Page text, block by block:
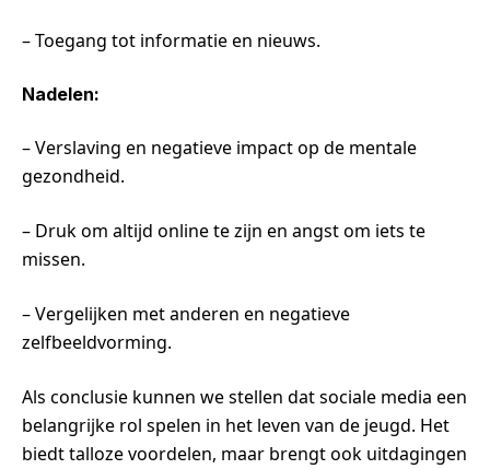
– Toegang tot informatie en nieuws.
Nadelen:
– Verslaving en negatieve impact op de mentale
gezondheid.
– Druk om altijd online te zijn en angst om iets te
missen.
– Vergelijken met anderen en negatieve
zelfbeeldvorming.
Als conclusie kunnen we stellen dat sociale media een
belangrijke rol spelen in het leven van de jeugd. Het
biedt talloze voordelen, maar brengt ook uitdagingen